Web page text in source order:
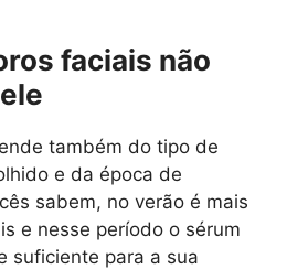
faciais não
também do tipo de
e da época de
sabem, no verão é mais
e nesse período o sérum
suficiente para a sua